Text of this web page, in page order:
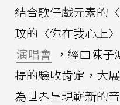
結合歌仔戲元素的
玟的〈你在我心上
演唱會 ，經由陳
提的驗收肯定，大
為世界呈現嶄新的